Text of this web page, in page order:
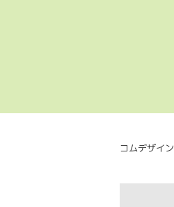
コムデザイン